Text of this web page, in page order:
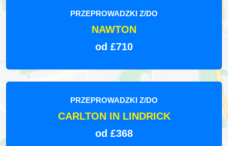
PRZEPROWADZKI Z/DO
NAWTON
od £710
PRZEPROWADZKI Z/DO
CARLTON IN LINDRICK
od £368